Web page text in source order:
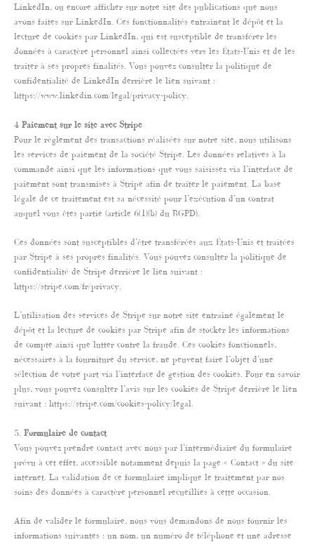
LinkedIn, ou encore afficher sur notre site des publications que nous
avons faites sur LinkedIn. Ces fonctionnalités entraînent le dépôt et la
lecture de cookies par LinkedIn, qui est susceptible de transférer les
données à caractère personnel ainsi collectées vers les États-Unis et de les
traiter à ses propres finalités. Vous pouvez consulter la politique de
confidentialité de LinkedIn derrière le lien suivant :
https://www.linkedin.com/legal/privacy-policy.
4 Paiement sur le site avec Stripe
Pour le règlement des transactions réalisées sur notre site, nous utilisons
les services de paiement de la société Stripe. Les données relatives à la
commande ainsi que les informations que vous saisissez via l’interface de
paiement sont transmises à Stripe afin de traiter le paiement. La base
légale de ce traitement est sa nécessité pour l’exécution d’un contrat
auquel vous êtes partie (article 6(1)(b) du RGPD).
Ces données sont susceptibles d’être transférées aux États-Unis et traitées
par Stripe à ses propres finalités. Vous pouvez consulter la politique de
confidentialité de Stripe derrière le lien suivant :
https://stripe.com/fr/privacy.
L’utilisation des services de Stripe sur notre site entraîne également le
dépôt et la lecture de cookies par Stripe afin de stocker les informations
de compte ainsi que lutter contre la fraude. Ces cookies fonctionnels,
nécessaires à la fourniture du service, ne peuvent faire l’objet d’une
sélection de votre part via l’interface de gestion des cookies. Pour en savoir
plus, vous pouvez consulter l’avis sur les cookies de Stripe derrière le lien
suivant : https://stripe.com/cookies-policy/legal.
5. Formulaire de contact
Vous pouvez prendre contact avec nous par l’intermédiaire du formulaire
prévu à cet effet, accessible notamment depuis la page « Contact » du site
internet. La validation de ce formulaire implique le traitement par nos
soins des données à caractère personnel recueillies à cette occasion.
Afin de valider le formulaire, nous vous demandons de nous fournir les
informations suivantes : un nom, un numéro de téléphone et une adresse